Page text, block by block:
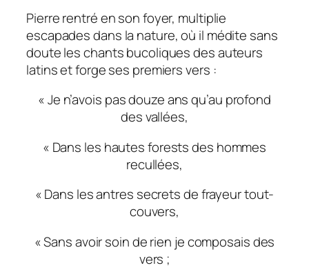
Pierre rentré en son foyer, multiplie
escapades dans la nature, où il médite sans
doute les chants bucoliques des auteurs
latins et forge ses premiers vers :
« Je n’avois pas douze ans qu’au profond
des vallées,
« Dans les hautes forests des hommes
recullées,
« Dans les antres secrets de frayeur tout-
couvers,
« Sans avoir soin de rien je composais des
vers ;